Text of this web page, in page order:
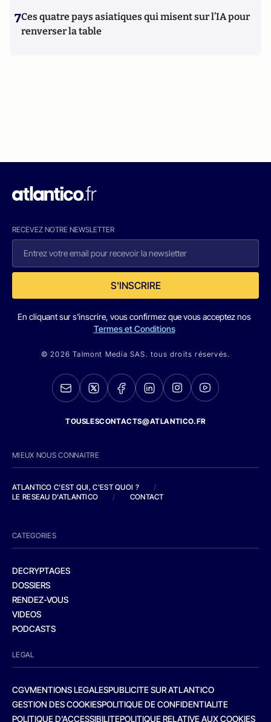
7Ces quatre pays asiatiques qui misent sur l’IA pour
renverser la table
RECEVEZ NOTRE NEWSLETTER
S'INSCRIRE
En cliquant sur s'inscrire, vous confirmez que vous acceptez nos
Termes et Conditions
© 2026 Talmont Media SAS. tous droits réservés.
TOUSLESCONTACTS@ATLANTICO.FR
MIEUX NOUS CONNAITRE
ATLANTICO C'EST QUI, C'EST QUOI ?
/
LE RESEAU D'ATLANTICO
/ CONTACT
CATEGORIES
DECRYPTAGES
DOSSIERS
RENDEZ-VOUS
VIDEOS
PODCASTS
LEGAL
CGVMENTIONS LEGALESPUBLICITE SUR ATLANTICO
GESTION DES COOKIESPOLITIQUE DE CONFIDENTIALITE
POLITIQUE D’ACCESSIBILITEPOLITIQUE RELATIVE AUX COOKIES